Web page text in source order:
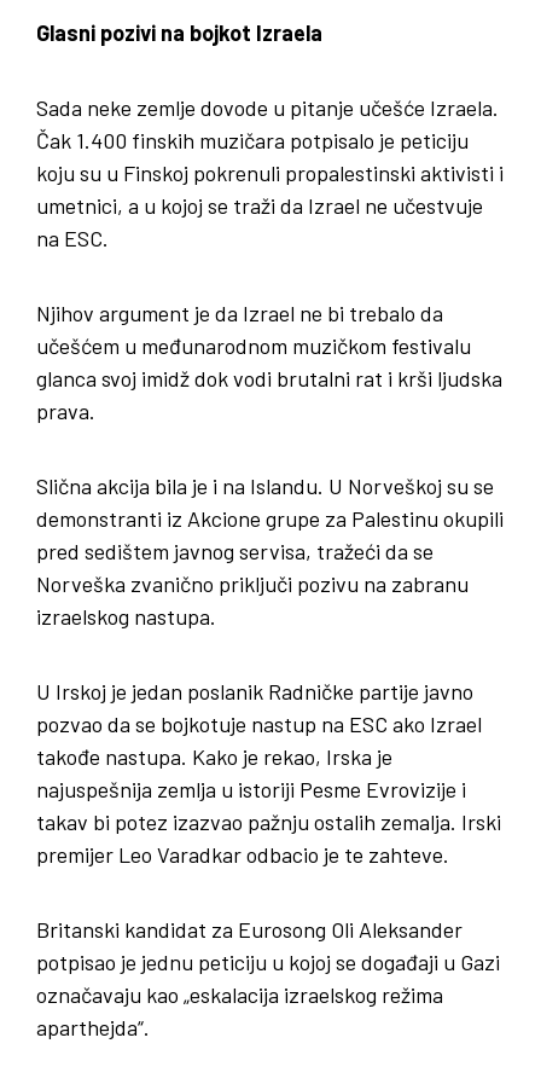
Glasni pozivi na bojkot Izraela
Sada neke zemlje dovode u pitanje učešće Izraela.
Čak 1.400 finskih muzičara potpisalo je peticiju
koju su u Finskoj pokrenuli propalestinski aktivisti i
umetnici, a u kojoj se traži da Izrael ne učestvuje
na ESC.
Njihov argument je da Izrael ne bi trebalo da
učešćem u međunarodnom muzičkom festivalu
glanca svoj imidž dok vodi brutalni rat i krši ljudska
prava.
Slična akcija bila je i na Islandu. U Norveškoj su se
demonstranti iz Akcione grupe za Palestinu okupili
pred sedištem javnog servisa, tražeći da se
Norveška zvanično priključi pozivu na zabranu
izraelskog nastupa.
U Irskoj je jedan poslanik Radničke partije javno
pozvao da se bojkotuje nastup na ESC ako Izrael
takođe nastupa. Kako je rekao, Irska je
najuspešnija zemlja u istoriji Pesme Evrovizije i
takav bi potez izazvao pažnju ostalih zemalja. Irski
premijer Leo Varadkar odbacio je te zahteve.
Britanski kandidat za Eurosong Oli Aleksander
potpisao je jednu peticiju u kojoj se događaji u Gazi
označavaju kao „eskalacija izraelskog režima
aparthejda“.